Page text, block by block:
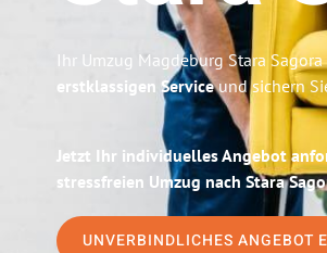
Ihr Umzug Magdeburg Stara
erstklassigen Serviceund sichern
Jetzt Ihr individuelles Angebot
stressfreien Umzug nach Stara
UNVERBINDLICHES ANGEBOT